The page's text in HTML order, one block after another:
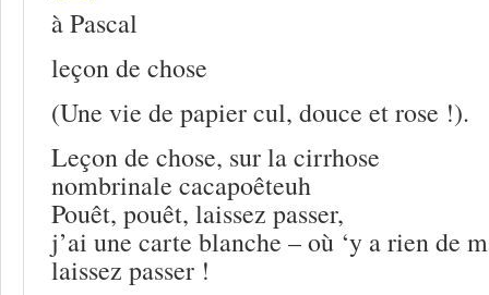
à Pascal
leçon de chose
(Une vie de papier cul, douce et rose !).
Leçon de chose, sur la cirrhose
nombrinale cacapoêteuh
Pouêt, pouêt, laissez passer,
j’ai une carte blanche – où ‘y a rien de
laissez passer !